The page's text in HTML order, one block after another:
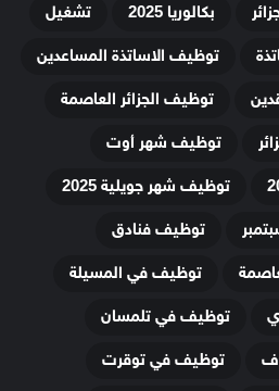
بكالوريا 2025
تشغيل
توظيف الاساتذة المساعدين
توظيف الجزائر العاصمة
توظيف شهر أوت
توظيف شهر جويلية 2025
توظيف فنادق
توظيف في المسيلة
توظيف في تلمسان
توظيف في توقرت